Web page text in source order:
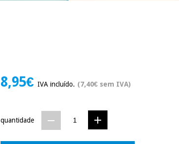
8,95€IVA incluído. (7,40€ sem IVA)
quantidade